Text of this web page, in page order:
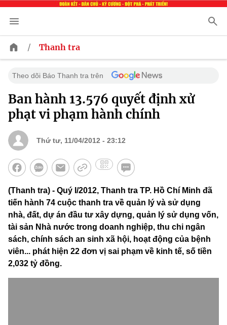
/ Thanh tra
Theo dõi Báo Thanh tra trên
Ban hành 13.576 quyết định xử
phạt vi phạm hành chính
Thứ tư, 11/04/2012 - 23:12
(Thanh tra) - Quý I/2012, Thanh tra TP. Hồ Chí Minh đã
tiến hành 74 cuộc thanh tra về quản lý và sử dụng
nhà, đất, dự án đầu tư xây dựng, quản lý sử dụng vốn,
tài sản Nhà nước trong doanh nghiệp, thu chi ngân
sách, chính sách an sinh xã hội, hoạt động của bệnh
viên... phát hiện 22 đơn vị sai phạm về kinh tế, số tiền
2,032 tỷ đồng.